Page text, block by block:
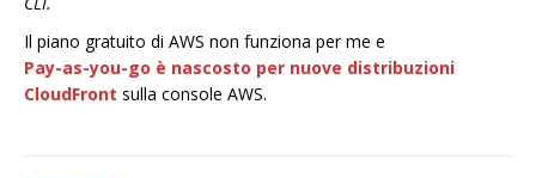
Il piano gratuito di AWS non funziona per me e
Pay-as-you-go è nascosto per nuove distribuzioni
CloudFront sulla console AWS.